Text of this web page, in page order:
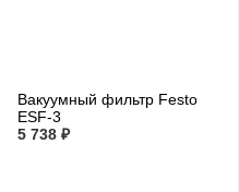
Вакуумный фильтр Festo
ESF-3
5 738 ₽